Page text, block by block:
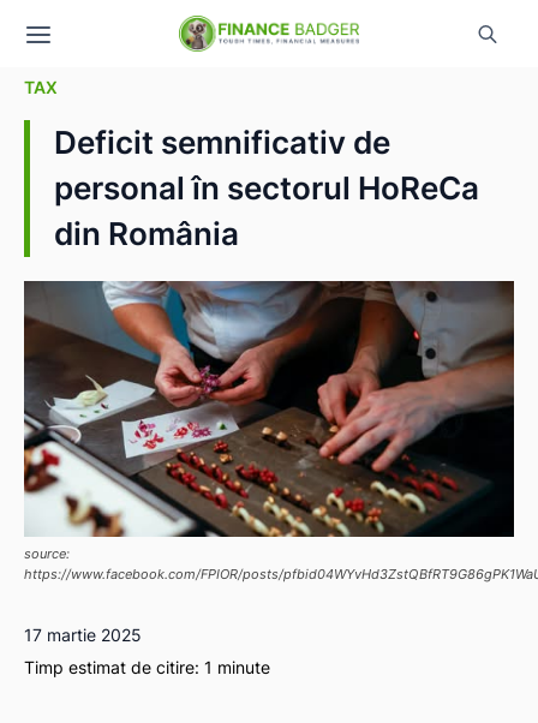
TAX
Deficit semnificativ de
personal în sectorul HoReCa
din România
source:
https://www.facebook.com/FPIOR/posts/
17 martie 2025
Timp estimat de citire: 1 minute